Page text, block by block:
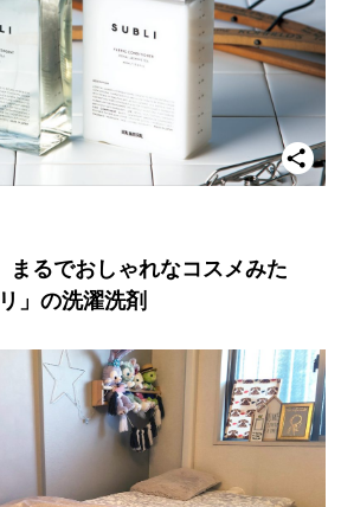
まるでおしゃれなコスメみた
」の洗濯洗剤